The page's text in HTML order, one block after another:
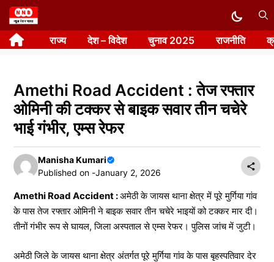
Skip
to
content राज्य देश – विदेश चुनाव 2025 राजनीति
Amethi Road Accident : तेज रफ्तार
ओमिनी की टक्कर से बाइक सवार तीन चचेरे
भाई गंभीर, एम्स रेफर
Manisha Kumari
Published on -January 2, 2026
Amethi Road Accident :अमेठी के जायस थाना क्षेत्र में पूरे मुर्गिया गांव
के पास तेज रफ्तार ओमिनी ने बाइक सवार तीन चचेरे भाइयों को टक्कर मार दी।
तीनों गंभीर रूप से घायल, जिला अस्पताल से एम्स रेफर। पुलिस जांच में जुटी।
अमेठी जिले के जायस थाना क्षेत्र अंतर्गत पूरे मुर्गिया गांव के पास बृहस्पतिवार देर